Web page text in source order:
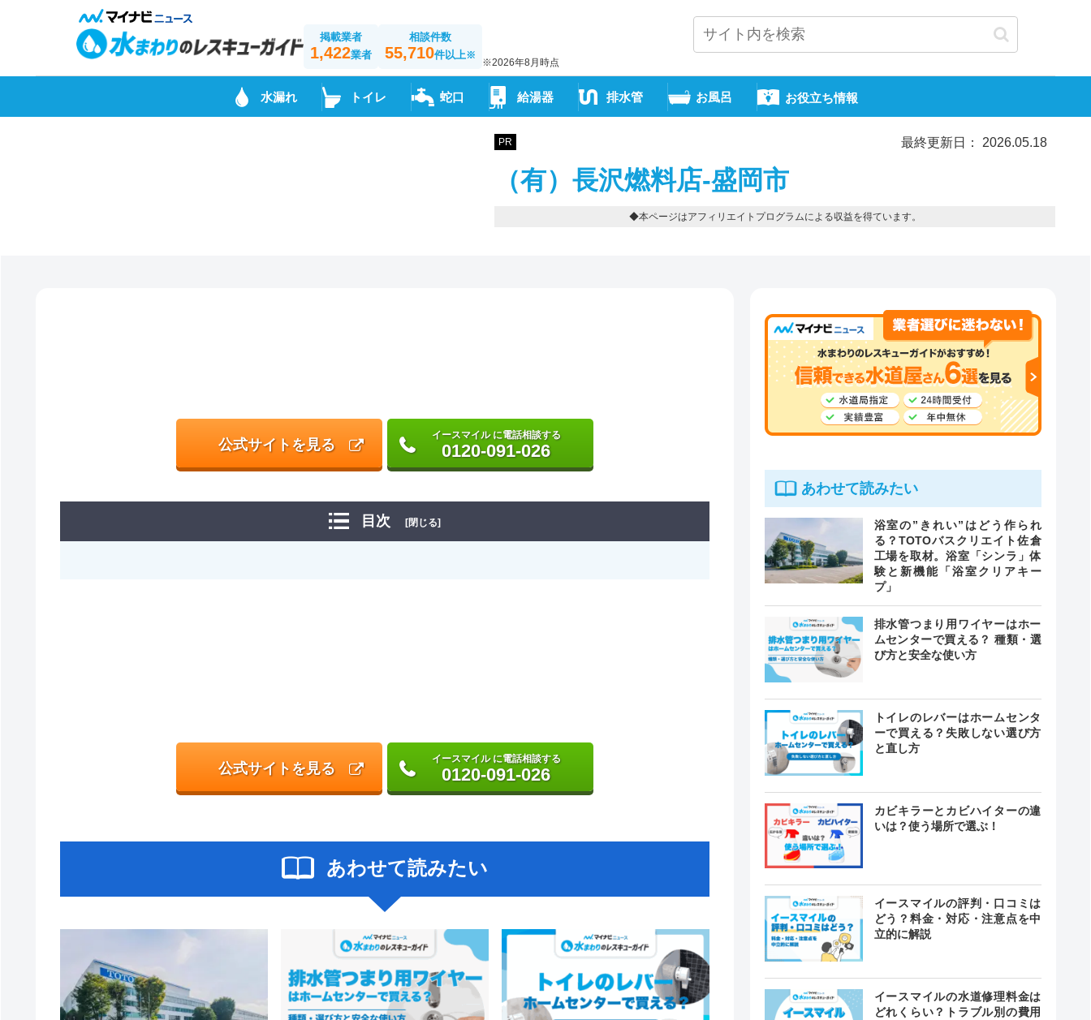
掲載業者
1,422業者
相談件数
55,710件以上※
※2026年8月時点
水漏れ トイレ 蛇口 給湯器 排水管 お風呂 お役立ち情報
PR 最終更新日： 2026.05.18
（有）長沢燃料店-盛岡市
◆本ページはアフィリエイトプログラムによる収益を得ています。
公式サイトを見る
イースマイル に電話相談する
0120-091-026
目次 [閉じる]
公式サイトを見る
イースマイル に電話相談する
0120-091-026
あわせて読みたい
あわせて読みたい
浴室の”きれい”はどう作られ
る？TOTOバスクリエイト佐倉
工場を取材。浴室「シンラ」体
験と新機能「浴室クリアキー
プ」
排水管つまり用ワイヤーはホー
ムセンターで買える？ 種類・選
び方と安全な使い方
トイレのレバーはホームセンタ
ーで買える？失敗しない選び方
と直し方
カビキラーとカビハイターの違
いは？使う場所で選ぶ！
イースマイルの評判・口コミは
どう？料金・対応・注意点を中
立的に解説
イースマイルの水道修理料金は
どれくらい？トラブル別の費用